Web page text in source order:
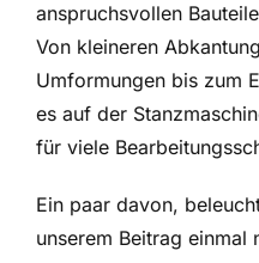
anspruchsvollen
Von kleineren
Umformungen bis zum
es auf der
für viele
Ein paar davon,
unserem Beitrag einmal